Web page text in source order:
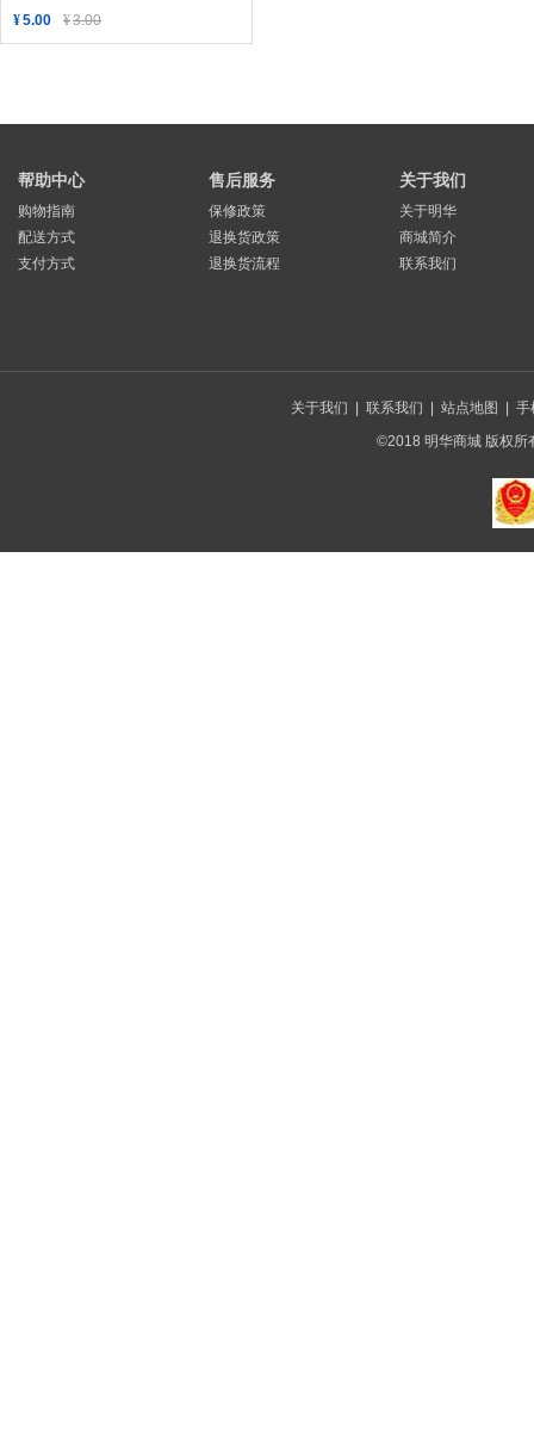
¥5.00 ¥3.00
帮助中心
购物指南
配送方式
支付方式
售后服务
保修政策
退换货政策
退换货流程
关于我们
关于明华
商城简介
联系我们
关于我们 联系我们 站点地图
手
©2018 明华商城 版权所